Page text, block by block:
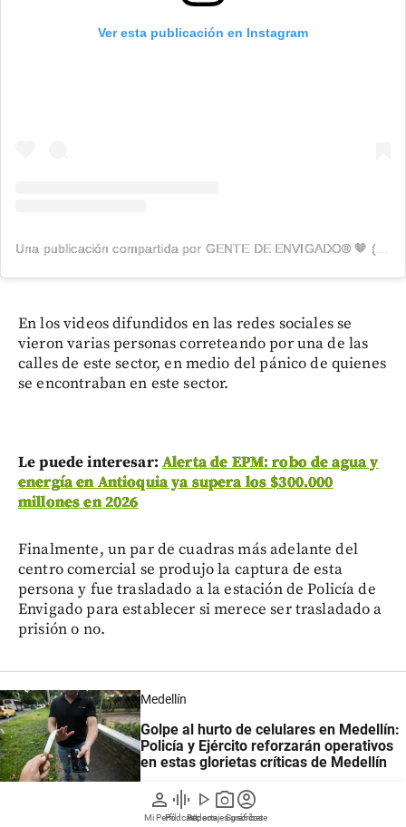
person
Mi Perfil
graphic_eq
Pódcast
play_arrow
Videos
photo_camera
Reportajes gráficos
account_circle
Suscríbete
Ver esta publicación en Instagram
Una publicación compartida por GENTE DE ENVIGADO® 🧡 (@genteenvigado)
En los videos difundidos en las redes sociales se
vieron varias personas correteando por una de las
calles de este sector, en medio del pánico de quienes
se encontraban en este sector.
Le puede interesar: Alerta de EPM: robo de agua y
energía en Antioquia ya supera los $300.000
millones en 2026
Finalmente, un par de cuadras más adelante del
centro comercial se produjo la captura de esta
persona y fue trasladado a la estación de Policía de
Envigado para establecer si merece ser trasladado a
prisión o no.
Medellín
Golpe al hurto de celulares en Medellín:
Policía y Ejército reforzarán operativos
en estas glorietas críticas de Medellín